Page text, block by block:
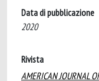
Data di pubblicazione
2020
Rivista
AMERICAN JOURNAL